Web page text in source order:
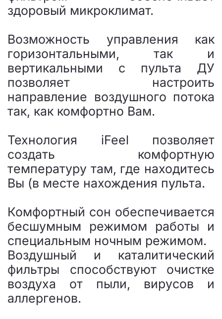
здоровый микроклимат.
Возможность управления как
горизонтальными, так и
вертикальными с пульта ДУ
позволяет настроить
направление воздушного потока
так, как комфортно Вам.
Технология iFeel позволяет
создать комфортную
температуру там, где находитесь
Вы (в месте нахождения пульта.
Комфортный сон обеспечивается
бесшумным режимом работы и
специальным ночным режимом.
Воздушный и каталитический
фильтры способствуют очистке
воздуха от пыли, вирусов и
аллергенов.